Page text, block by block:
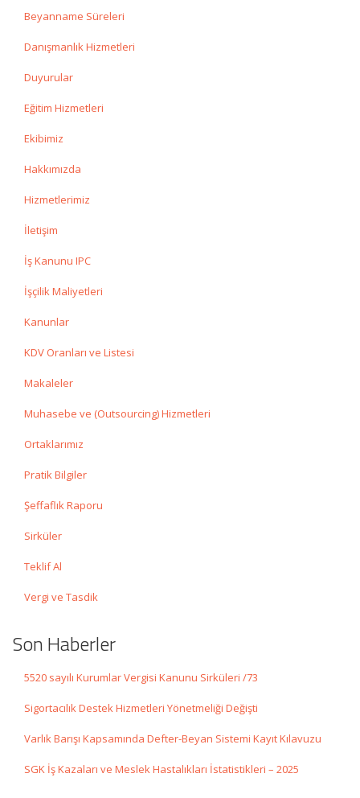
Beyanname Süreleri
Danışmanlık Hizmetleri
Duyurular
Eğitim Hizmetleri
Ekibimiz
Hakkımızda
Hizmetlerimiz
İletişim
İş Kanunu IPC
İşçilik Maliyetleri
Kanunlar
KDV Oranları ve Listesi
Makaleler
Muhasebe ve (Outsourcing) Hizmetleri
Ortaklarımız
Pratik Bilgiler
Şeffaflık Raporu
Sirküler
Teklif Al
Vergi ve Tasdik
Son Haberler
5520 sayılı Kurumlar Vergisi Kanunu Sirküleri /73
Sigortacılık Destek Hizmetleri Yönetmeliği Değişti
Varlık Barışı Kapsamında Defter-Beyan Sistemi Kayıt Kılavuzu
SGK İş Kazaları ve Meslek Hastalıkları İstatistikleri – 2025